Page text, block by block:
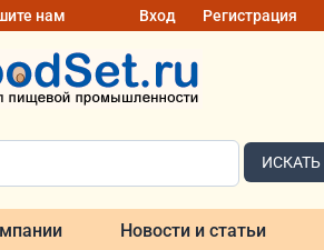
нам Вход Регистрация
ИСКАТЬ
Новости и статьи